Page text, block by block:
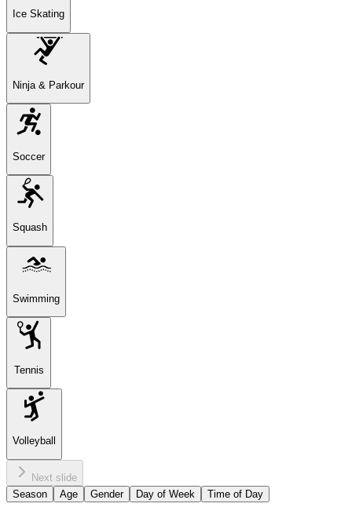
Ice Skating
Ninja & Parkour
Soccer
Squash
Swimming
Tennis
Volleyball
Next slide
Season
Age Gender Day of Week Time of Day